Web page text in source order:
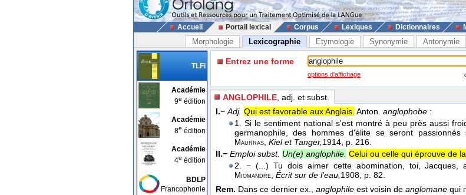
Accueil Portail lexical Corpus Lexiques Dictionnaires
Morphologie Lexicographie Etymologie Synonymie Antonymie
TLFi
Académie
9e édition
Académie
8e édition
Académie
4e édition
BDLP
Francophonie
Entrez une forme
options d'affichage
ANGLOPHILE , adj. et subst.
I.− Adj. Qui est favorable aux Anglais. Anton. anglophobe :
1. Si le sentiment national s'est montré à peu près aussi
germanophile, des hommes d'élite se seront passionnés
Maurras, Kiel et Tanger,1914, p. 216.
II.− Emploi subst. Un(e) anglophile. Celui ou celle qui éprouve de
2. − (...) Tu dois aimer cette abomination, toi, Jacques,
Miomandre, Écrit sur de l'eau,1908, p. 82.
Rem. Dans ce dernier ex., anglophile est voisin de anglomane qui